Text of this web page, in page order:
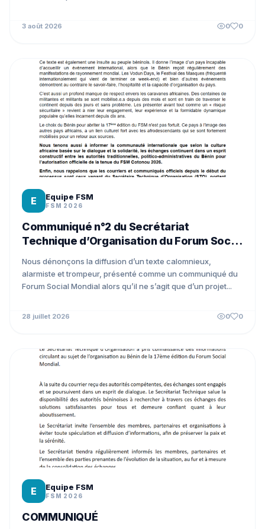
3 août 2026 0 0
E Equipe FSM
FSM 2026
Communiqué n°2 du Secrétariat
Technique d’Organisation du Forum Social
Nous dénonçons la diffusion d’un texte calomnieux,
alarmiste et trompeur, présenté comme un communiqué du
Forum Social Mondial alors qu’il ne s’agit que d’un projet...
28 juillet 2026 0 0
E Equipe FSM
FSM 2026
COMMUNIQUÉ